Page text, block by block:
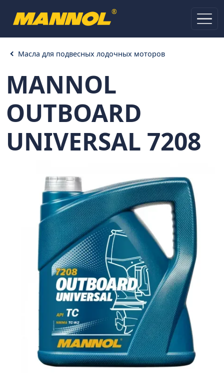
®
Масла для подвесных лодочных моторов
MANNOL
OUTBOARD
UNIVERSAL 7208